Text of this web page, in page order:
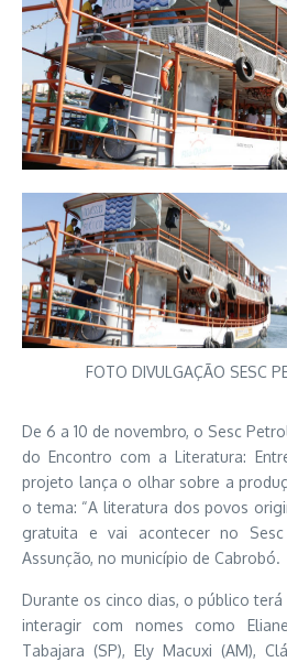
FOTO DIVULGAÇÃO SESC
De 6 a 10 de novembro, o Sesc
do Encontro com a Literatura:
projeto lança o olhar sobre a
o tema: “A literatura dos povos
gratuita e vai acontecer no
Assunção, no município de Cabrobó.
Durante os cinco dias, o público
interagir com nomes como
Tabajara (SP), Ely Macuxi (AM),